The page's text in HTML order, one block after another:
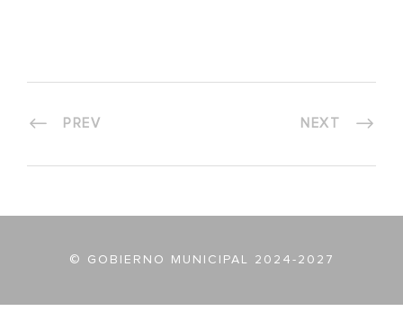
PREV NEXT
© GOBIERNO MUNICIPAL 2024-2027